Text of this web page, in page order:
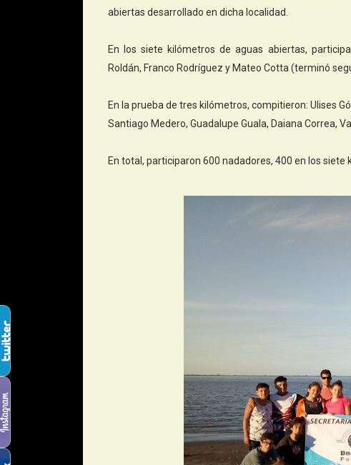
abiertas desarrollado en dicha localidad.
En los siete kilómetros de aguas abiertas,
Roldán, Franco Rodríguez y Mateo Cotta (terminó
En la prueba de tres kilómetros, compitieron: Ulises
Santiago Medero, Guadalupe Guala, Daiana Correa,
En total, participaron 600 nadadores, 400 en los siete